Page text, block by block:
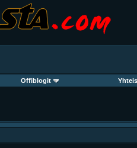
Offiblogit